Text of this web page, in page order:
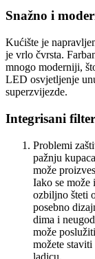
Snažno i
Kućište je
je vrlo čvrsta.
mnogo moderniji,
LED osvjetljenje
superzvijezde.
Integrisani
Problemi
pažnju
može
Iako se može
ozbiljno šteti
posebno
dima i
može
možete
ladicu.